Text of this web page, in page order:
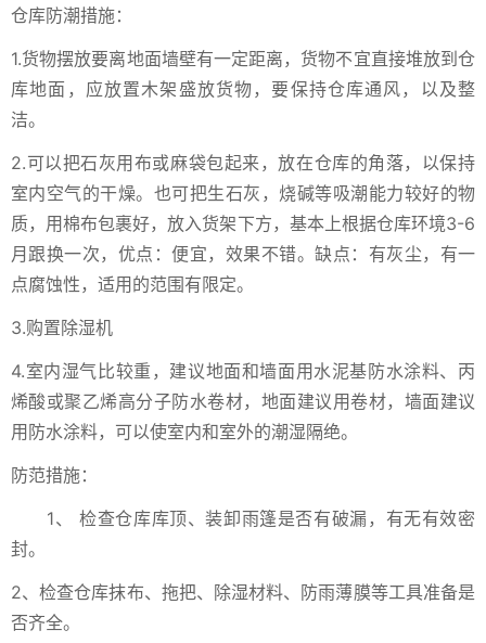
仓库防潮措施：
1.货物摆放要离地面墙壁有一定距离，货物不宜直接堆放到仓
库地面，应放置木架盛放货物，要保持仓库通风，以及整
洁。
2.可以把石灰用布或麻袋包起来，放在仓库的角落，以保持
室内空气的干燥。也可把生石灰，烧碱等吸潮能力较好的物
质，用棉布包裹好，放入货架下方，基本上根据仓库环境3-6
月跟换一次，优点：便宜，效果不错。缺点：有灰尘，有一
点腐蚀性，适用的范围有限定。
3.购置除湿机
4.室内湿气比较重，建议地面和墙面用水泥基防水涂料、丙
烯酸或聚乙烯高分子防水卷材，地面建议用卷材，墙面建议
用防水涂料，可以使室内和室外的潮湿隔绝。
防范措施：
1、 检查仓库库顶、装卸雨篷是否有破漏，有无有效密
封。
2、检查仓库抹布、拖把、除湿材料、防雨薄膜等工具准备是
否齐全。